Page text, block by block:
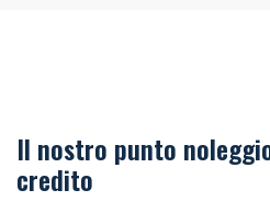
Il nostro punto
credito